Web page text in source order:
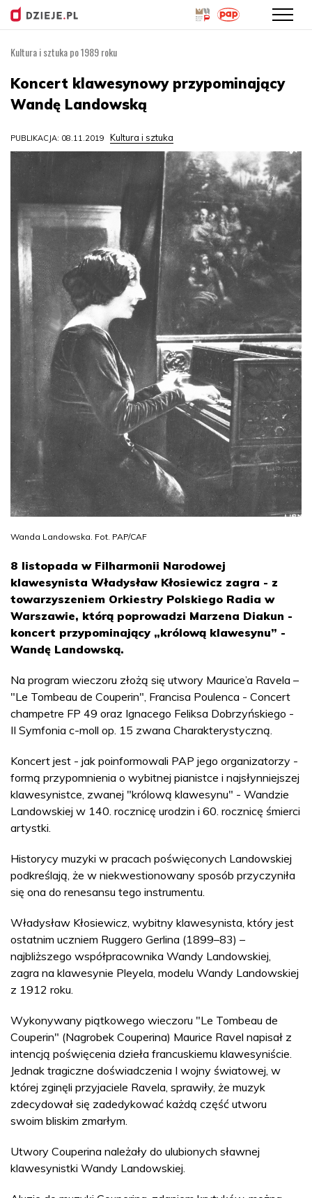
treści
Kultura i sztuka po 1989 roku
Koncert klawesynowy przypominający
Wandę Landowską
PUBLIKACJA: 08.11.2019 Kultura i sztuka
Wanda Landowska. Fot. PAP/CAF
8 listopada w Filharmonii Narodowej
klawesynista Władysław Kłosiewicz zagra - z
towarzyszeniem Orkiestry Polskiego Radia w
Warszawie, którą poprowadzi Marzena Diakun -
koncert przypominający „królową klawesynu” -
Wandę Landowską.
Na program wieczoru złożą się utwory Maurice’a Ravela –
"Le Tombeau de Couperin", Francisa Poulenca - Concert
champetre FP 49 oraz Ignacego Feliksa Dobrzyńskiego -
II Symfonia c-moll op. 15 zwana Charakterystyczną.
Koncert jest - jak poinformowali PAP jego organizatorzy -
formą przypomnienia o wybitnej pianistce i najsłynniejszej
klawesynistce, zwanej "królową klawesynu" - Wandzie
Landowskiej w 140. rocznicę urodzin i 60. rocznicę śmierci
artystki.
Historycy muzyki w pracach poświęconych Landowskiej
podkreślają, że w niekwestionowany sposób przyczyniła
się ona do renesansu tego instrumentu.
Władysław Kłosiewicz, wybitny klawesynista, który jest
ostatnim uczniem Ruggero Gerlina (1899–83) –
najbliższego współpracownika Wandy Landowskiej,
zagra na klawesynie Pleyela, modelu Wandy Landowskiej
z 1912 roku.
Wykonywany piątkowego wieczoru "Le Tombeau de
Couperin" (Nagrobek Couperina) Maurice Ravel napisał z
intencją poświęcenia dzieła francuskiemu klawesyniście.
Jednak tragiczne doświadczenia I wojny światowej, w
której zginęli przyjaciele Ravela, sprawiły, że muzyk
zdecydował się zadedykować każdą część utworu
swoim bliskim zmarłym.
Utwory Couperina należały do ulubionych sławnej
klawesynistki Wandy Landowskiej.